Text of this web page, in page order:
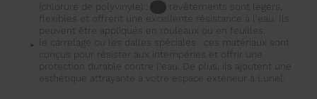
(chlorure de polyvinyle) : ces revêtements sont légers,
flexibles et offrent une excellente résistance à l'eau. Ils
peuvent être appliqués en rouleaux ou en feuilles.
le carrelage ou les dalles spéciales : ces matériaux sont
conçus pour résister aux intempéries et offrir une
protection durable contre l'eau. De plus, ils ajoutent une
esthétique attrayante à votre espace extérieur à Lunel.